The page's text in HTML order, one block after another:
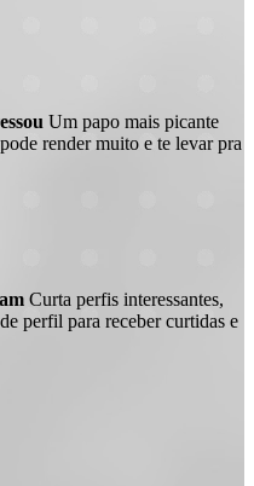
Um papo mais picante
render muito e te levar pra
Curta perfis interessantes,
perfil para receber curtidas e